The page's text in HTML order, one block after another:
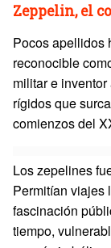
Zeppelin, el
Pocos apellidos
reconocible
militar e
rígidos que
comienzos del
Los zepelines
Permitían viajes
fascinación
tiempo,